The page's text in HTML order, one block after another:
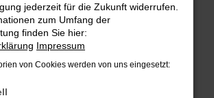
Neuwagen in
günstig
jederzeit für die Zukunft widerrufen.
zum Umfang der
finden Sie hier:
Impressum
von Cookies werden von uns eingesetzt: